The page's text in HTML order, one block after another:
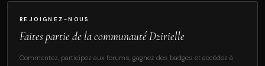
REJOIGNEZ-NOUS
Faites partie de la communauté Dzirielle
Commentez, participez aux forums, gagnez des badges et accédez à